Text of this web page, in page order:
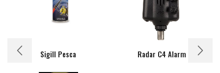
Sigill Pesca Radar C4 Alarm